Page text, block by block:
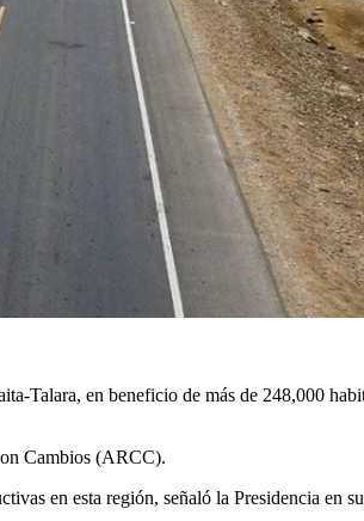
Talara, en beneficio de más de 248,000
Cambios (ARCC).
en esta región, señaló la Presidencia en